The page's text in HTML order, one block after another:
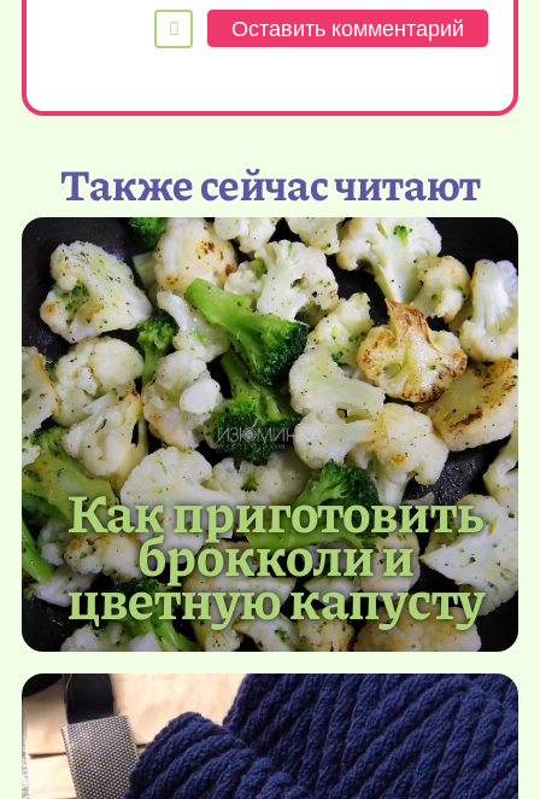
Также сейчас читают
Как приготовить
брокколи и
цветную капусту